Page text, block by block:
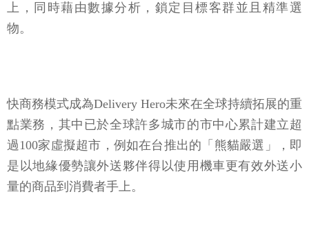
上，同時藉由數據分析，鎖定目標客群並且精準選
物。
快商務模式成為Delivery Hero未來在全球持續拓展的重
點業務，其中已於全球許多城市的市中心累計建立超
過100家虛擬超市，例如在台推出的「熊貓嚴選」，即
是以地緣優勢讓外送夥伴得以使用機車更有效外送小
量的商品到消費者手上。